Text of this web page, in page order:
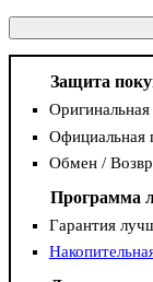
Защита
Официальная
Обмен /
Программа
Гарантия